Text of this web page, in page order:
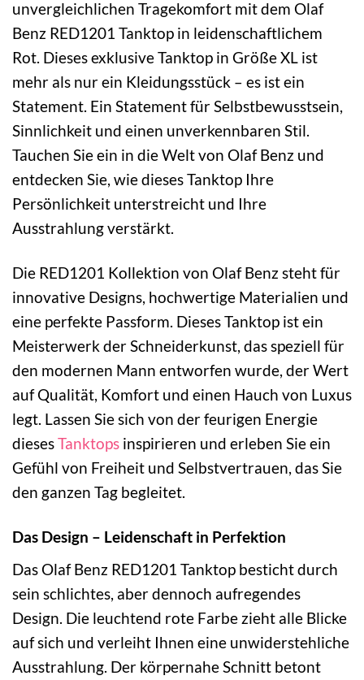
unvergleichlichen Tragekomfort mit dem Olaf
Benz RED1201 Tanktop in leidenschaftlichem
Rot. Dieses exklusive Tanktop in Größe XL ist
mehr als nur ein Kleidungsstück – es ist ein
Statement. Ein Statement für Selbstbewusstsein,
Sinnlichkeit und einen unverkennbaren Stil.
Tauchen Sie ein in die Welt von Olaf Benz und
entdecken Sie, wie dieses Tanktop Ihre
Persönlichkeit unterstreicht und Ihre
Ausstrahlung verstärkt.
Die RED1201 Kollektion von Olaf Benz steht für
innovative Designs, hochwertige Materialien und
eine perfekte Passform. Dieses Tanktop ist ein
Meisterwerk der Schneiderkunst, das speziell für
den modernen Mann entworfen wurde, der Wert
auf Qualität, Komfort und einen Hauch von Luxus
legt. Lassen Sie sich von der feurigen Energie
diesesTanktops inspirieren und erleben Sie ein
Gefühl von Freiheit und Selbstvertrauen, das Sie
den ganzen Tag begleitet.
Das Design – Leidenschaft in Perfektion
Das Olaf Benz RED1201 Tanktop besticht durch
sein schlichtes, aber dennoch aufregendes
Design. Die leuchtend rote Farbe zieht alle Blicke
auf sich und verleiht Ihnen eine unwiderstehliche
Ausstrahlung. Der körpernahe Schnitt betont